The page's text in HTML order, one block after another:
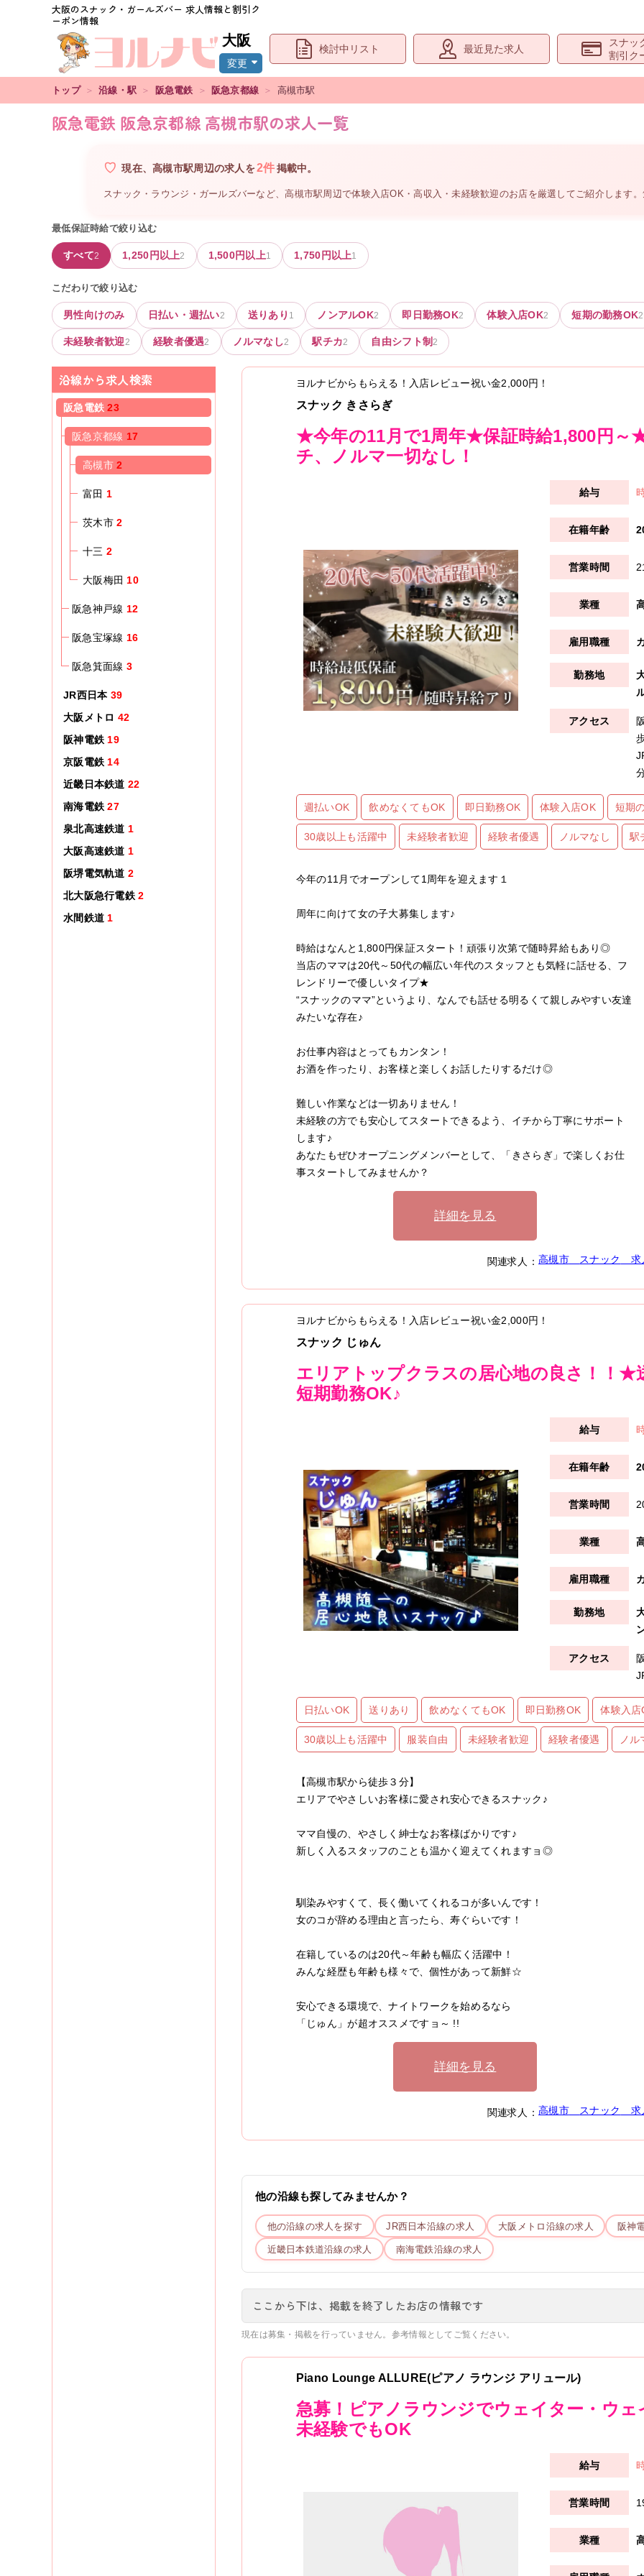
大阪のスナック・ガールズバー 求人情報と割引ク
ーポン情報
大阪
変更
検討中リスト 最近見た求人
スナッ
割引ク
トップ ＞ 沿線・駅 ＞ 阪急電鉄 ＞ 阪急京都線 ＞ 高槻市駅
阪急電鉄 阪急京都線 高槻市駅の求人一覧
現在、高槻市駅周辺の求人を2件掲載中。
スナック・ラウンジ・ガールズバーなど、高槻市駅周辺で体験入店OK・高収入・未経験歓迎のお店を厳選してご紹介します
最低保証時給で絞り込む
すべて2 1,250 円以上2 1,500円以上1 1,750 円以上1
こだわりで絞り込む
男性向けのみ 日払い・週払い2 送りあり 1 ノンアルOK2 即日勤務OK2 体験入店OK2 短期の勤務OK2
未経験者歓迎2 経験者優遇2 ノルマなし2 駅チカ2 自由シフト制 2
沿線から求人検索
阪急電鉄 23
阪急京都線 17
高槻市 2
富田 1
茨木市 2
十三 2
大阪梅田 10
阪急神戸線 12
阪急宝塚線 16
阪急箕面線 3
JR西日本 39
大阪メトロ 42
阪神電鉄 19
京阪電鉄 14
近畿日本鉄道 22
南海電鉄 27
泉北高速鉄道 1
大阪高速鉄道 1
阪堺電気軌道 2
北大阪急行電鉄 2
水間鉄道 1
ヨルナビからもらえる！入店レビュー祝い金2,000円 ！
スナック きさらぎ
★今年の11月で1周年★保証時給1,800円～
チ、ノルマ一切なし！
週払いOK 飲めなくてもOK 即日勤務OK 体験入店OK 短期
30歳以上も活躍中 未経験者歓迎 経験者優遇 ノルマなし 駅
今年の11月でオープンして1周年を迎えます１
周年に向けて女の子大募集します♪
時給はなんと1,800円保証スタート！頑張り次第で随時昇給もあり◎
当店のママは20代～50代の幅広い年代のスタッフとも気軽に話せる、フ
レンドリーで優しいタイプ★
“スナックのママ”というより、なんでも話せる明るくて親しみやすい友達
みたいな存在♪
お仕事内容はとってもカンタン！
お酒を作ったり、お客様と楽しくお話したりするだけ◎
難しい作業などは一切ありません！
未経験の方でも安心してスタートできるよう、イチから丁寧にサポート
します♪
あなたもぜひオープニングメンバーとして、「きさらぎ」で楽しくお仕
事スタートしてみませんか？
詳細を見る
関連求人：高槻市 スナック 求
ヨルナビからもらえる！入店レビュー祝い金2,000円 ！
スナック じゅん
エリアトップクラスの居心地の良さ！！★
短期勤務OK♪
日払いOK 送りあり 飲めなくてもOK 即日勤務OK 体験入店
30歳以上も活躍中 服装自由 未経験者歓迎 経験者優遇 ノル
【高槻市駅から徒歩３分】
エリアでやさしいお客様に愛され安心できるスナック♪
ママ自慢の、やさしく紳士なお客様ばかりです♪
新しく入るスタッフのことも温かく迎えてくれますョ◎
馴染みやすくて、長く働いてくれるコが多いんです！
女のコが辞める理由と言ったら、寿ぐらいです！
在籍しているのは20代～年齢も幅広く活躍中！
みんな経歴も年齢も様々で、個性があって新鮮☆
安心できる環境で、ナイトワークを始めるなら
「じゅん」が超オススメですョ～ !!
詳細を見る
関連求人：高槻市 スナック 求
他の沿線も探してみませんか？
他の沿線の求人を探す JR西日本沿線の求人 大阪メトロ 沿線の求人 阪神
近畿日本鉄道沿線の求人 南海電鉄沿線の求人
ここから下は、掲載を終了したお店の情報です
現在は募集・掲載を行っていません。参考情報としてご覧ください。
Piano Lounge ALLURE(ピアノ ラウンジ アリュール)
急募！ピアノラウンジでウェイター・ウ
未経験でもOK